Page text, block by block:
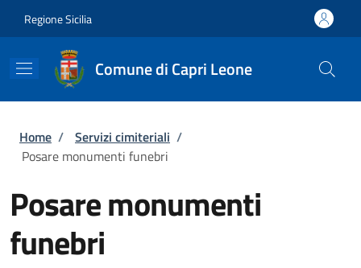
Regione Sicilia
Comune di Capri Leone
Briciole di pane
Home / Servizi cimiteriali /
Posare monumenti funebri
Posare monumenti
funebri